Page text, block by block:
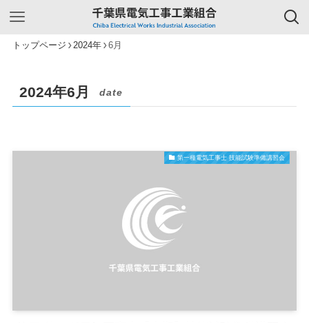
トップページ 2024年 6月
2024年6月 date
第一種電気工事士 技能試験準備講習会